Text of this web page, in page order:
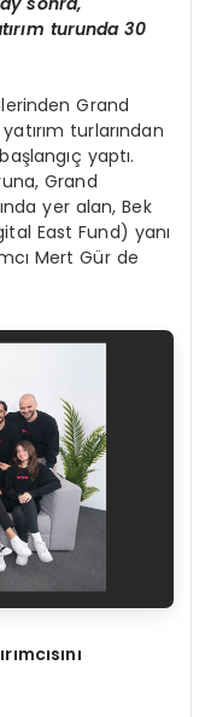
turunda 30
Grand
turlarından
yaptı.
Grand
yer alan, Bek
East Fund) yanı
Mert Gür de